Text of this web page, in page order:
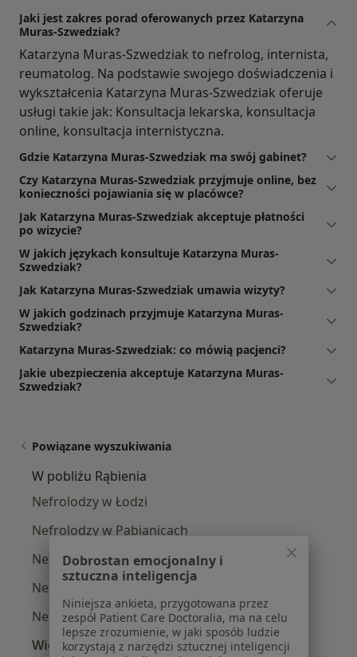
Jaki jest zakres porad oferowanych przez Katarzyna
Muras-Szwedziak?
Katarzyna Muras-Szwedziak to nefrolog, internista,
reumatolog. Na podstawie swojego doświadczenia i
wykształcenia Katarzyna Muras-Szwedziak oferuje
usługi takie jak: Konsultacja lekarska, konsultacja
online, konsultacja internistyczna.
Gdzie Katarzyna Muras-Szwedziak ma swój gabinet?
Czy Katarzyna Muras-Szwedziak przyjmuje online, bez
konieczności pojawiania się w placówce?
Jak Katarzyna Muras-Szwedziak akceptuje płatności
po wizycie?
W jakich językach konsultuje Katarzyna Muras-
Szwedziak?
Jak Katarzyna Muras-Szwedziak umawia wizyty?
W jakich godzinach przyjmuje Katarzyna Muras-
Szwedziak?
Katarzyna Muras-Szwedziak: co mówią pacjenci?
Jakie ubezpieczenia akceptuje Katarzyna Muras-
Szwedziak?
Powiązane wyszukiwania
W pobliżu Rąbienia
Nefrolodzy w Łodzi
Nefrolodzy w Pabianicach
Nefrolodzy w Sieradzu
Nefrolodzy w Bełchatowie
Nefrolodzy w Zgierzu
Więcej (7)
Dobrostan emocjonalny i
sztuczna inteligencja
Niniejsza ankieta, przygotowana przez
zespół Patient Care Doctoralia, ma na celu
lepsze zrozumienie, w jaki sposób ludzie
korzystają z narzędzi sztucznej inteligencji